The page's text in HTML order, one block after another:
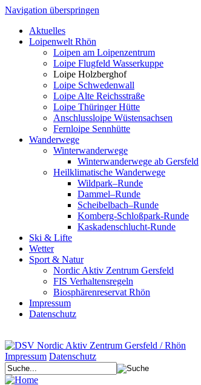
Navigation überspringen
Aktuelles
Loipenwelt Rhön
Loipen am Loipenzentrum
Loipe Flugfeld Wasserkuppe
Loipe Holzberghof
Loipe Schwedenwall
Loipe Alte Reichsstraße
Loipe Thüringer Hütte
Anschlussloipe Wüstensachsen
Fernloipe Sennhütte
Wanderwege
Winterwanderwege
Winterwanderwege ab Gersfeld
Heilklimatische Wanderwege
Wildpark–Runde
Dammel–Runde
Scheibelbach–Runde
Komberg-Schloßpark-Runde
Kaskadenschlucht-Runde
Ski & Lifte
Wetter
Sport & Natur
Nordic Aktiv Zentrum Gersfeld
FIS Verhaltensregeln
Biosphärenreservat Rhön
Impressum
Datenschutz
Impressum Datenschutz